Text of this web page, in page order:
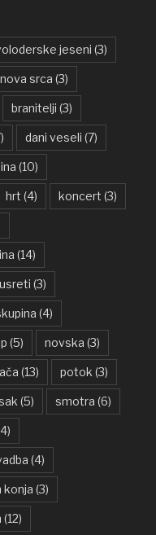
jeseni (3)
srca (3)
branitelji (3)
dani veseli (7)
(10)
hrt (4) koncert (3)
(14)
(3)
(4)
(5) novska (3)
(13) potok (3)
(5) smotra (6)
(4)
konja (3)
(12)